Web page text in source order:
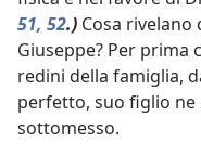
51, 52.) Cosa
Giuseppe? Per prima
redini della famiglia,
perfetto, suo figlio ne
sottomesso.